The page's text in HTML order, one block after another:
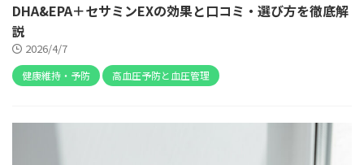
DHA&EPA＋セサミンEXの効果と口コミ・選び方を徹底解
説
2026/4/7
健康維持・予防 高血圧予防と血圧管理